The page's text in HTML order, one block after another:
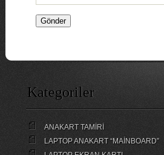
Kategoriler
ANAKART TAMİRİ
LAPTOP ANAKART “MAİNBOARD”